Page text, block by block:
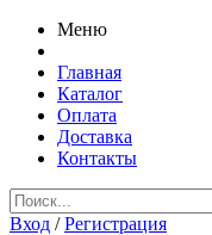
Меню
Главная
Каталог
Оплата
Доставка
Контакты
Вход /Регистрация